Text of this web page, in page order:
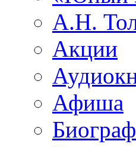
А.Н.
Акции
Афиша